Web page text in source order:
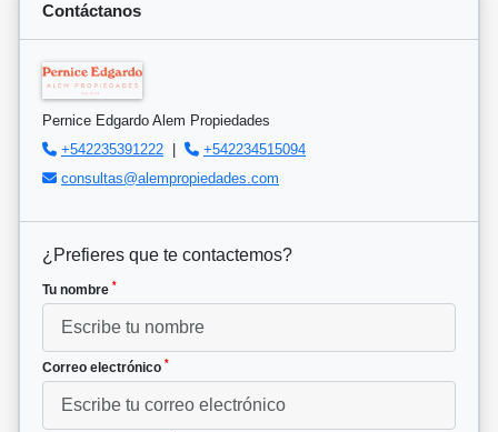
Contáctanos
Pernice Edgardo Alem Propiedades
+542235391222 |
+542234515094
consultas@alempropiedades.com
¿Prefieres que te contactemos?
Tu nombre *
Correo electrónico *